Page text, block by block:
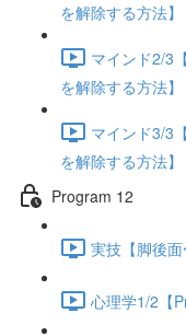
を解除する方法
マインド2/3
を解除する方法
マインド3/3
を解除する方法
Program 12
実技【脚後
心理学1/2【